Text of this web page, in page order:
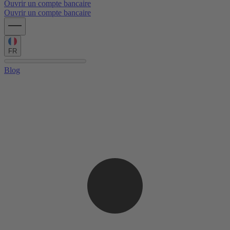
Ouvrir un compte bancaire
Ouvrir un compte bancaire
FR
Blog